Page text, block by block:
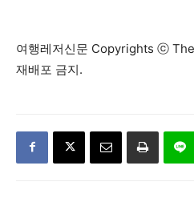
여행레저신문 Copyrights ⓒ
재배포 금지.